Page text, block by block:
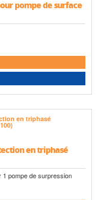
pompe de surface
en triphasé
1 pompe de surpression